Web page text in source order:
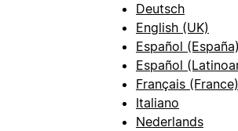
Deutsch
English (UK)
Español (España)
Español
Français (France)
Italiano
Nederlands